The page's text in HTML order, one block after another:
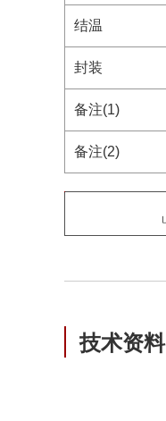
结温
封装
备注(1)
备注(2)
技术资料